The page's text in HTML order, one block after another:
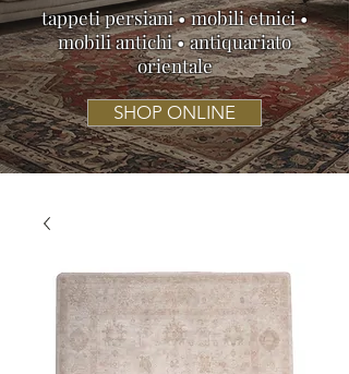
tappeti persiani • mobili etnici •
mobili antichi • antiquariato
orientale
SHOP ONLINE